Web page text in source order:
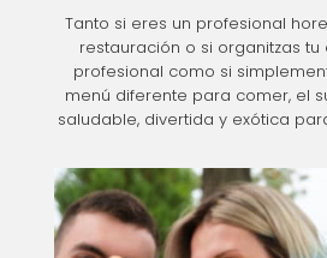
Tanto si eres un profesional
restauración o si organitzas
profesional como si
menú diferente para comer, el
saludable, divertida y exótica